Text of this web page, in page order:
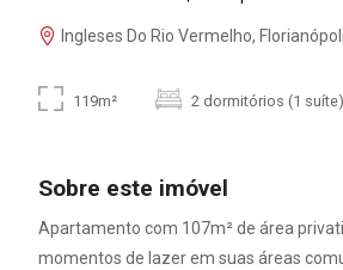
Ingleses Do Rio Vermelho,
119m² 2 dormitórios (1 suíte)
Sobre este imóvel
Apartamento com 107m² de área
momentos de lazer em suas áreas